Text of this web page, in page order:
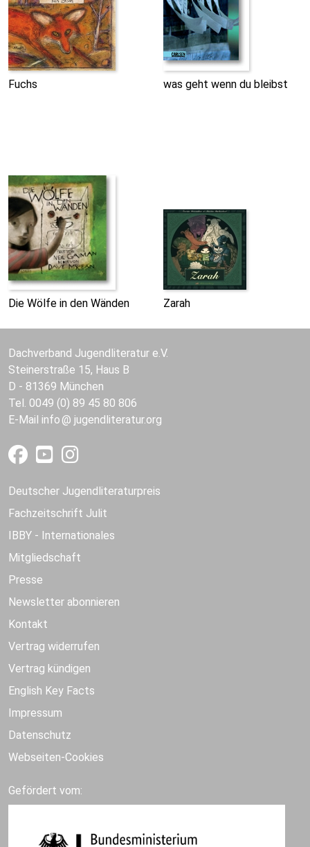
Fuchs was geht wenn du bleibst
Die Wölfe in den Wänden Zarah
Dachverband Jugendliteratur e.V.
Steinerstraße 15, Haus B
D - 81369 München
Tel. 0049 (0) 89 45 80 806
E-Mail info jugendliteratur.org
Deutscher Jugendliteraturpreis
Fachzeitschrift Julit
IBBY - Internationales
Mitgliedschaft
Presse
Newsletter abonnieren
Kontakt
Vertrag widerrufen
Vertrag kündigen
English Key Facts
Impressum
Datenschutz
Webseiten-Cookies
Gefördert vom: